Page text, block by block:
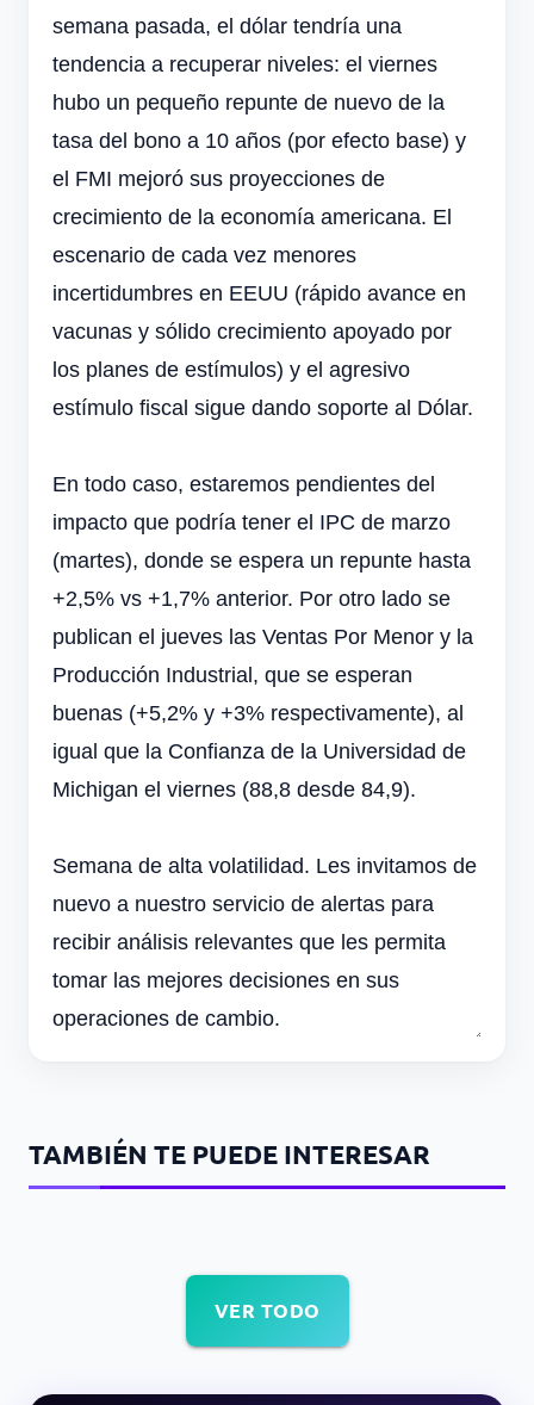
semana pasada, el dólar tendría una
tendencia a recuperar niveles: el viernes
hubo un pequeño repunte de nuevo de la
tasa del bono a 10 años (por efecto base) y
el FMI mejoró sus proyecciones de
crecimiento de la economía americana. El
escenario de cada vez menores
incertidumbres en EEUU (rápido avance en
vacunas y sólido crecimiento apoyado por
los planes de estímulos) y el agresivo
estímulo fiscal sigue dando soporte al Dólar.
En todo caso, estaremos pendientes del
impacto que podría tener el IPC de marzo
(martes), donde se espera un repunte hasta
+2,5% vs +1,7% anterior. Por otro lado se
publican el jueves las Ventas Por Menor y la
Producción Industrial, que se esperan
buenas (+5,2% y +3% respectivamente), al
igual que la Confianza de la Universidad de
Michigan el viernes (88,8 desde 84,9).
Semana de alta volatilidad. Les invitamos de
nuevo a nuestro servicio de alertas para
recibir análisis relevantes que les permita
tomar las mejores decisiones en sus
operaciones de cambio.
TAMBIÉN TE PUEDE INTERESAR
VER TODO